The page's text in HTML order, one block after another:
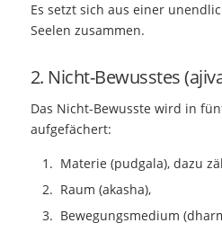
Es setzt sich aus einer
Seelen zusammen.
2. Nicht-Bewusstes
Das Nicht-Bewusste wird in
aufgefächert:
Materie (pudgala), dazu
Raum (akasha),
Bewegungsmedium